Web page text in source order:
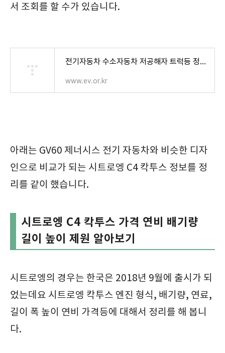
서 조회를 할 수가 있습니다.
전기자동차 수소자동차 저공해자 트럭등 정보조금 및 지방보조금 차종별 확인가능 사이트
www.ev.or.kr
아래는 GV60 제너시스 전기 자동차와 비슷한 디자
인으로 비교가 되는 시트로엥 C4 칵투스 정보를 정
리를 같이 했습니다.
시트로엥 C4 칵투스 가격 연비 배기량
길이 높이 제원 알아보기
시트로엥의 경우는 한국은 2018년 9월에 출시가 되
었는데요 시트로엥 칵투스 엔진 형식, 배기량, 연료,
길이 폭 높이 연비 가격등에 대해서 정리를 해 봅니
다.